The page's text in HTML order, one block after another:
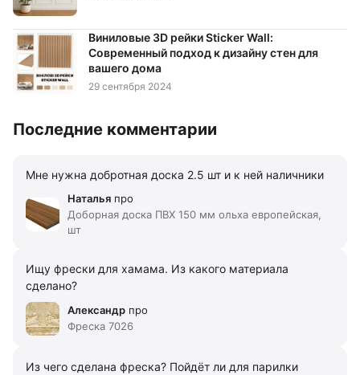
Виниловые 3D рейки Sticker Wall:
Современный подход к дизайну стен для
вашего дома
29 сентября 2024
Последние комментарии
Мне нужна добротная доска 2.5 шт и к ней наличники
Наталья про
Доборная доска ПВХ 150 мм ольха европейская,
шт
Ищу фрески для хамама. Из какого материала
сделано?
Александр про
Фреска 7026
Из чего сделана фреска? Пойдёт ли для парилки